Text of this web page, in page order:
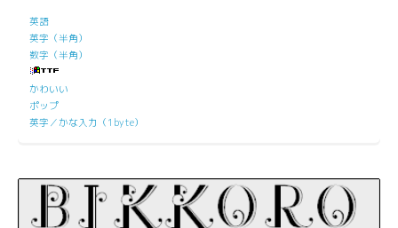
英語
英字（半角）
数字（半角）
かわいい
ポップ
英字／かな入力（1byte）